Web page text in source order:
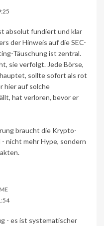
absolut fundiert und klar
der Hinweis auf die SEC-
Täuschung ist zentral.
sie verfolgt. Jede Börse,
sollte sofort als rot
hier auf solche
hat verloren, bevor er
braucht die Krypto-
nicht mehr Hype, sondern
- es ist systematischer